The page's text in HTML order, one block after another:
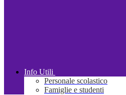
Info Utili
Personale scolastico
Famiglie e studenti